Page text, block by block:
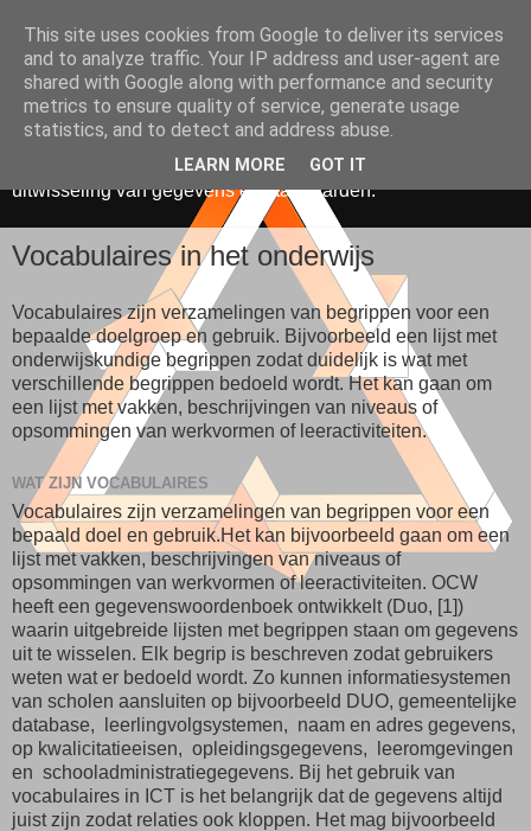
Media, Onderwijs &
Innovatie
De toepassing van ICT in onderwijs. Gericht op hergebruik,
uitwisseling van gegevens en standaarden.
Vocabulaires in het onderwijs
Vocabulaires zijn verzamelingen van begrippen voor een
bepaalde doelgroep en gebruik. Bijvoorbeeld een lijst met
onderwijskundige begrippen zodat duidelijk is wat met
verschillende begrippen bedoeld wordt. Het kan gaan om
een lijst met vakken, beschrijvingen van niveaus of
opsommingen van werkvormen of leeractiviteiten.
WAT ZIJN VOCABULAIRES
Vocabulaires zijn verzamelingen van begrippen voor een
bepaald doel en gebruik.Het kan bijvoorbeeld gaan om een
lijst met vakken, beschrijvingen van niveaus of
opsommingen van werkvormen of leeractiviteiten. OCW
heeft een gegevenswoordenboek ontwikkelt (Duo, [1])
waarin uitgebreide lijsten met begrippen staan om gegevens
uit te wisselen. Elk begrip is beschreven zodat gebruikers
weten wat er bedoeld wordt. Zo kunnen informatiesystemen
van scholen aansluiten op bijvoorbeeld DUO, gemeentelijke
database, leerlingvolgsystemen, naam en adres gegevens,
op kwalicitatieeisen, opleidingsgegevens, leeromgevingen
en schooladministratiegegevens. Bij het gebruik van
vocabulaires in ICT is het belangrijk dat de gegevens altijd
juist zijn zodat relaties ook kloppen. Het mag bijvoorbeeld
This site uses cookies from Google to deliver its services
and to analyze traffic. Your IP address and user-agent are
shared with Google along with performance and security
metrics to ensure quality of service, generate usage
statistics, and to detect and address abuse.
LEARN MORE GOT IT